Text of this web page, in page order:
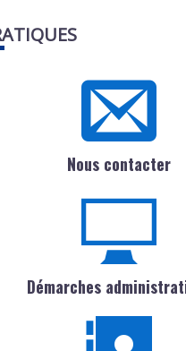
Nous contacter
Démarches